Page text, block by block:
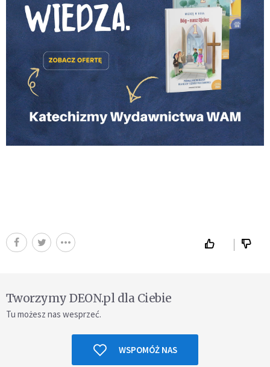
Tworzymy DEON.pl dla Ciebie
Tu możesz nas wesprzeć.
WSPOMÓŻ NAS